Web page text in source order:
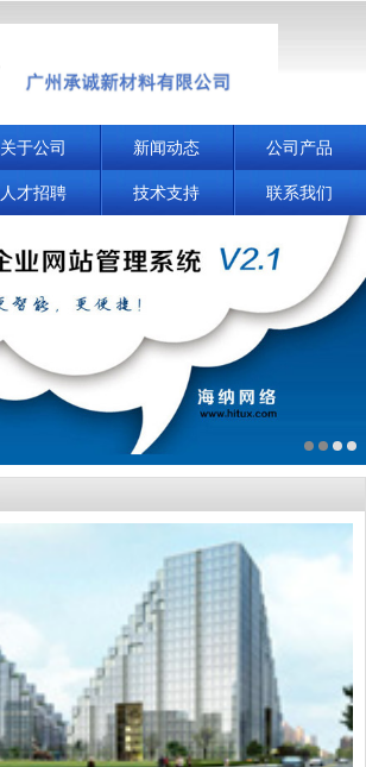
关于公司 新闻动态 公司产品
人才招聘 技术支持 联系我们